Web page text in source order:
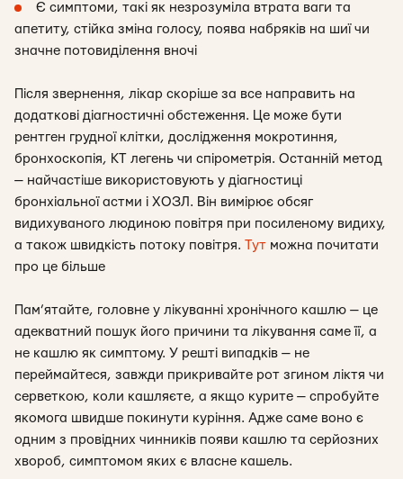
Є симптоми, такі як незрозуміла втрата ваги та
апетиту, стійка зміна голосу, поява набряків на шиї чи
значне потовиділення вночі
Після звернення, лікар скоріше за все направить на
додаткові діагностичні обстеження. Це може бути
рентген грудної клітки, дослідження мокротиння,
бронхоскопія, КТ легень чи спірометрія. Останній метод
— найчастіше використовують у діагностиці
бронхіальної астми і ХОЗЛ. Він вимірює обсяг
видихуваного людиною повітря при посиленому видиху,
а також швидкість потоку повітря. Тут можна почитати
про це більше
Пам’ятайте, головне у лікуванні хронічного кашлю — це
адекватний пошук його причини та лікування саме її, а
не кашлю як симптому. У решті випадків — не
переймайтеся, завжди прикривайте рот згином ліктя чи
серветкою, коли кашляєте, а якщо курите — спробуйте
якомога швидше покинути куріння. Адже саме воно є
одним з провідних чинників появи кашлю та серйозних
хвороб, симптомом яких є власне кашель.